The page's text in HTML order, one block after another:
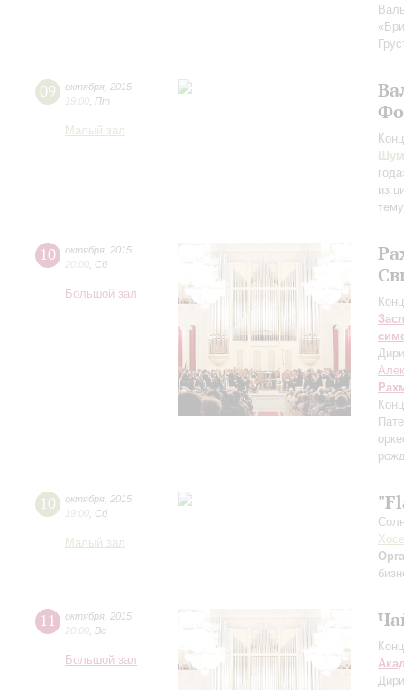
09 октября 2015
19:00 Пт
Малый зал
из
10 октября 2015
20:00 Сб
Большой зал
10 октября 2015
19:00 Сб
Малый зал
11 октября 2015
20:00 Вс
Большой зал